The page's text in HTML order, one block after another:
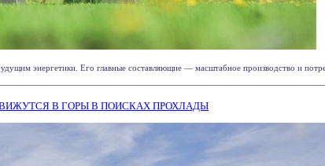
энергетики. Его главные составляющие ― масштабное производство и
В ГОРЫ В ПОИСКАХ ПРОХЛАДЫ